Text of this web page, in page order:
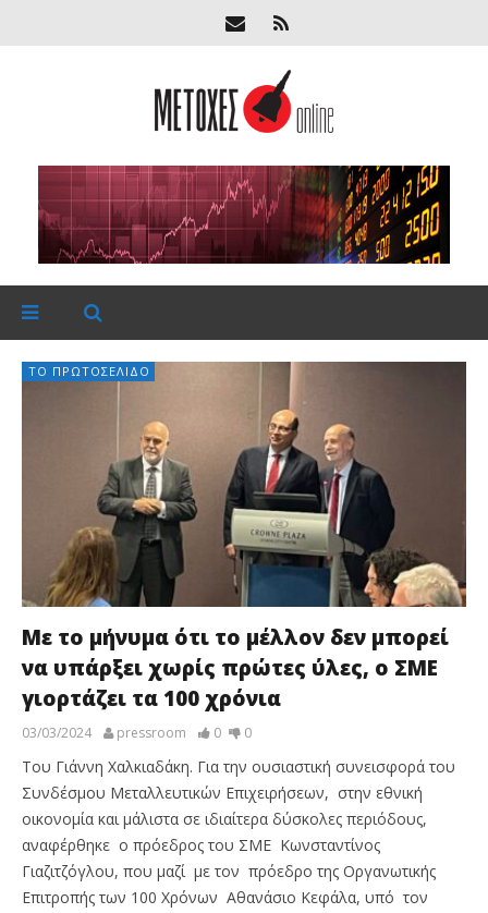
ΤΟ ΠΡΩΤΟΣΈΛΙΔΟ
Με το μήνυμα ότι το μέλλον δεν μπορεί
να υπάρξει χωρίς πρώτες ύλες, ο ΣΜΕ
γιορτάζει τα 100 χρόνια
03/03/2024 pressroom 0 0
Του Γιάννη Χαλκιαδάκη. Για την ουσιαστική συνεισφορά του
Συνδέσμου Μεταλλευτικών Επιχειρήσεων, στην εθνική
οικονομία και μάλιστα σε ιδιαίτερα δύσκολες περιόδους,
αναφέρθηκε ο πρόεδρος του ΣΜΕ Κωνσταντίνος
Γιαζιτζόγλου, που μαζί με τον πρόεδρο της Οργανωτικής
Επιτροπής των 100 Χρόνων Αθανάσιο Κεφάλα, υπό τον